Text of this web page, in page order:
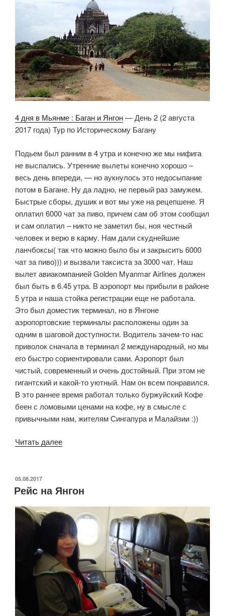
4 дня в Мьянме : Баган и Янгон— День 2 (2 августа
2017 года) Тур по Историческому Багану
Подьем был ранним в 4 утра и конечно же мы нифига
не выспались. Утренние вылеты конечно хорошо –
весь день впереди, — но аукнулось это недосыпание
потом в Багане. Ну да ладно, не первый раз замужем.
Быстрые сборы, душик и вот мы уже на рецепшене. Я
оплатил 6000 чат за пиво, причем сам об этом сообщил
и сам оплатил – никто не заметил бы, ноя честный
человек и верю в карму. Нам дали скуднейшие
ланчбоксы( так что можно было бы и закрысить 6000
чат за пиво))) и вызвали таксиста за 3000 чат. Наш
вылет авиакомпанией Golden Myanmar Airlines должен
был быть в 6.45 утра. В аэропорт мы прибыли в районе
5 утра и наша стойка регистрации еще не работала.
Это был доместик терминал, но в Янгоне
аэропортовские терминалы расположены один за
одним в шаговой доступности. Водитель зачем-то нас
приволок сначала в терминал 2 международный, но мы
его быстро сориентировали сами. Аэропорт был
чистый, современный и очень достойный. При этом не
гигантский и какой-то уютный. Нам он всем понравился.
В это раннее время работал только буржуйский Кофе
беен с ломовыми ценами на кофе, ну в смысле с
привычными нам, жителям Сингапура и Малайзии :))
Читать далее«Тур
ОПУБЛИКОВАНО
05.08.2017
Рейс на Янгон